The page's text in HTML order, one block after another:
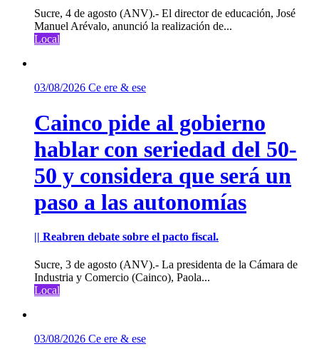
Sucre, 4 de agosto (ANV).- El director de educación, José
Manuel Arévalo, anunció la realización de...
Local
03/08/2026 Ce ere & ese
Cainco pide al gobierno
hablar con seriedad del 50-
50 y considera que será un
paso a las autonomías
|| Reabren debate sobre el pacto fiscal.
Sucre, 3 de agosto (ANV).- La presidenta de la Cámara de
Industria y Comercio (Cainco), Paola...
Local
03/08/2026 Ce ere & ese